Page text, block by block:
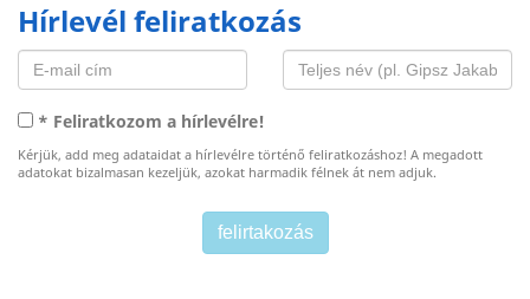
Hírlevél feliratkozás
* Feliratkozom a hírlevélre!
Kérjük, add meg adataidat a hírlevélre történő feliratkozáshoz! A megadott
adatokat bizalmasan kezeljük, azokat harmadik félnek át nem adjuk.